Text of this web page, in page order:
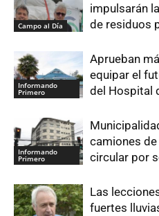
Campo al Día
impulsarán
de residuos
Informando
Primero
Aprueban
equipar el
del Hospital
Informando
Primero
camiones
circular por
Las
fuertes